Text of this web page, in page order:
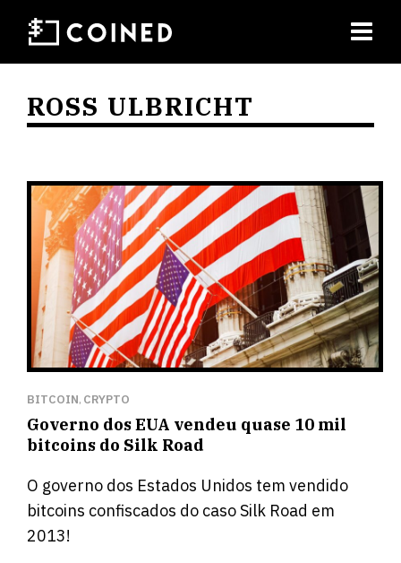
ROSS ULBRICHT
BITCOIN, CRYPTO
Governo dos EUA vendeu quase 10 mil
bitcoins do Silk Road
O governo dos Estados Unidos tem vendido
bitcoins confiscados do caso Silk Road em
2013!